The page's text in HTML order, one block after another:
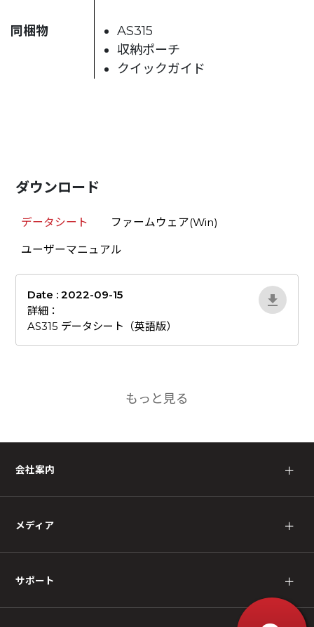
同梱物
AS315
収納ポーチ
クイックガイド
ダウンロード
データシート ファームウェア(Win)
ユーザーマニュアル
Date : 2022-09-15
詳細：
AS315 データシート（英語版）
もっと見る
会社案内 ＋
メディア ＋
サポート ＋